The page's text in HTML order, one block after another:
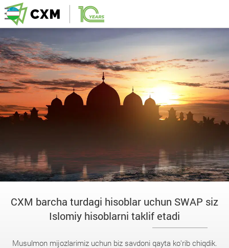
CXM barcha turdagi hisoblar uchun SWAP siz
Islomiy hisoblarni taklif etadi
Musulmon mijozlarimiz uchun biz savdoni qayta ko'rib chiqdik.